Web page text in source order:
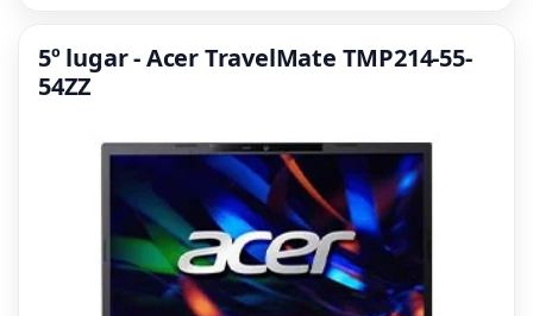
5º lugar - Acer TravelMate TMP214-55-
54ZZ